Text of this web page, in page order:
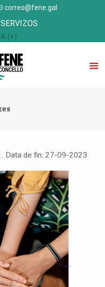
correo@fene.gal
SERVIZOS
A (+)
Data de fin: 27-09-2023